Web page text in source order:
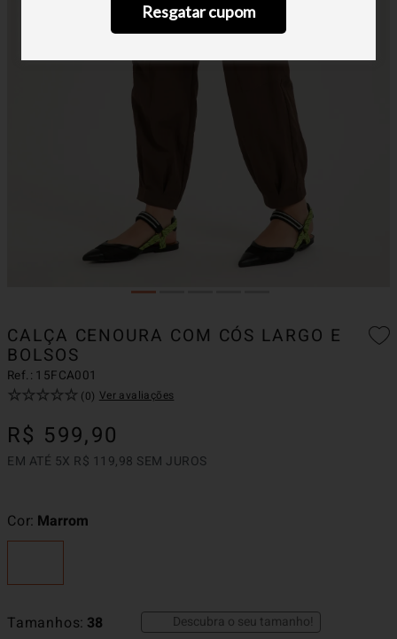
Resgatar cupom
CALÇA CENOURA COM CÓS LARGO E
BOLSOS
Ref.: 15FCA001
☆☆☆☆☆ (0) Ver avaliações
R$ 599,90
EM ATÉ 5X R$ 119,98 SEM JUROS
Tamanhos 38 Descubra o seu tamanho!
Cor Marrom